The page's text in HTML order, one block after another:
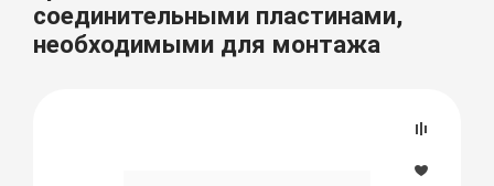
соединительными пластинами,
необходимыми для монтажа